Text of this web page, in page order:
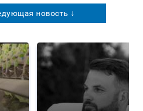
новость ↓